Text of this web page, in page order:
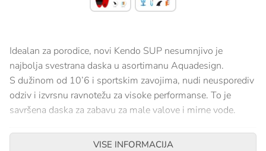
Idealan za porodice, novi Kendo SUP nesumnjivo je
najbolja svestrana daska u asortimanu Aquadesign.
S dužinom od 10’6 i sportskim zavojima, nudi neusporediv
odziv i izvrsnu ravnotežu za visoke performanse. To je
savršena daska za zabavu za male valove i mirne vode.
VISE INFORMACIJA